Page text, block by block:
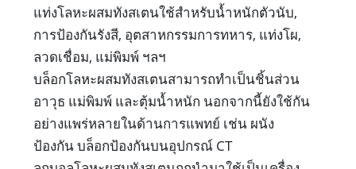
แท่งโลหะผสมทังสเตนใช้สำหรับน้ำหนักตัวนับ,
การป้องกันรังสี, อุตสาหกรรมการทหาร, แท่งโผ,
ลวดเชื่อม, แม่พิมพ์ ฯลฯ
บล็อกโลหะผสมทังสเตนสามารถทำเป็นชิ้นส่วน
อาวุธ แม่พิมพ์ และตุ้มน้ำหนัก นอกจากนี้ยังใช้กัน
อย่างแพร่หลายในด้านการแพทย์ เช่น ผนัง
ป้องกัน บล็อกป้องกันบนอุปกรณ์ CT